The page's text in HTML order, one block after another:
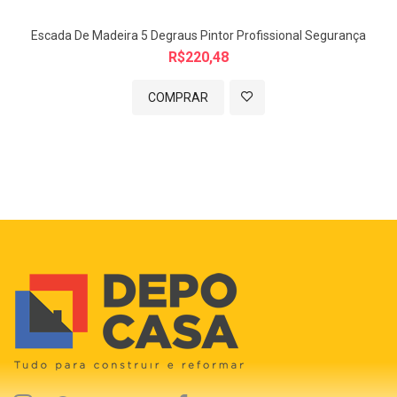
Escada De Madeira 5 Degraus Pintor Profissional Segurança
R$220,48
COMPRAR